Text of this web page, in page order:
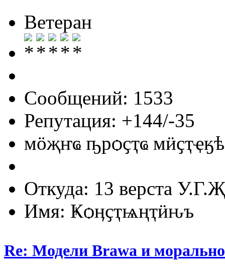
Ветеран
Сообщений: 1533
Репутация: +144/-35
мӧҗҥҩ ҧрѻҫҭҩ
Откуда: 13 верста
Имя: Ҝѻӊҫҭѩңҭӥԋъ
Re: Модели Brawa и